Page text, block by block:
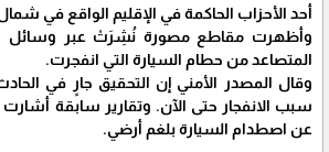
أحد الأحزاب الحاكمة في الإقليم الواقع في
وأظهرت مقاطع مصورة نُشِرَتْ عبر وسائل
المتصاعد من حطام السيارة التي انفجرت.
وقال المصدر الأمني إن التحقيق جارٍ في
سبب الانفجار حتى الآن. وتقارير سابقة أشارت
عن اصطدام السيارة بلغم أرضي.